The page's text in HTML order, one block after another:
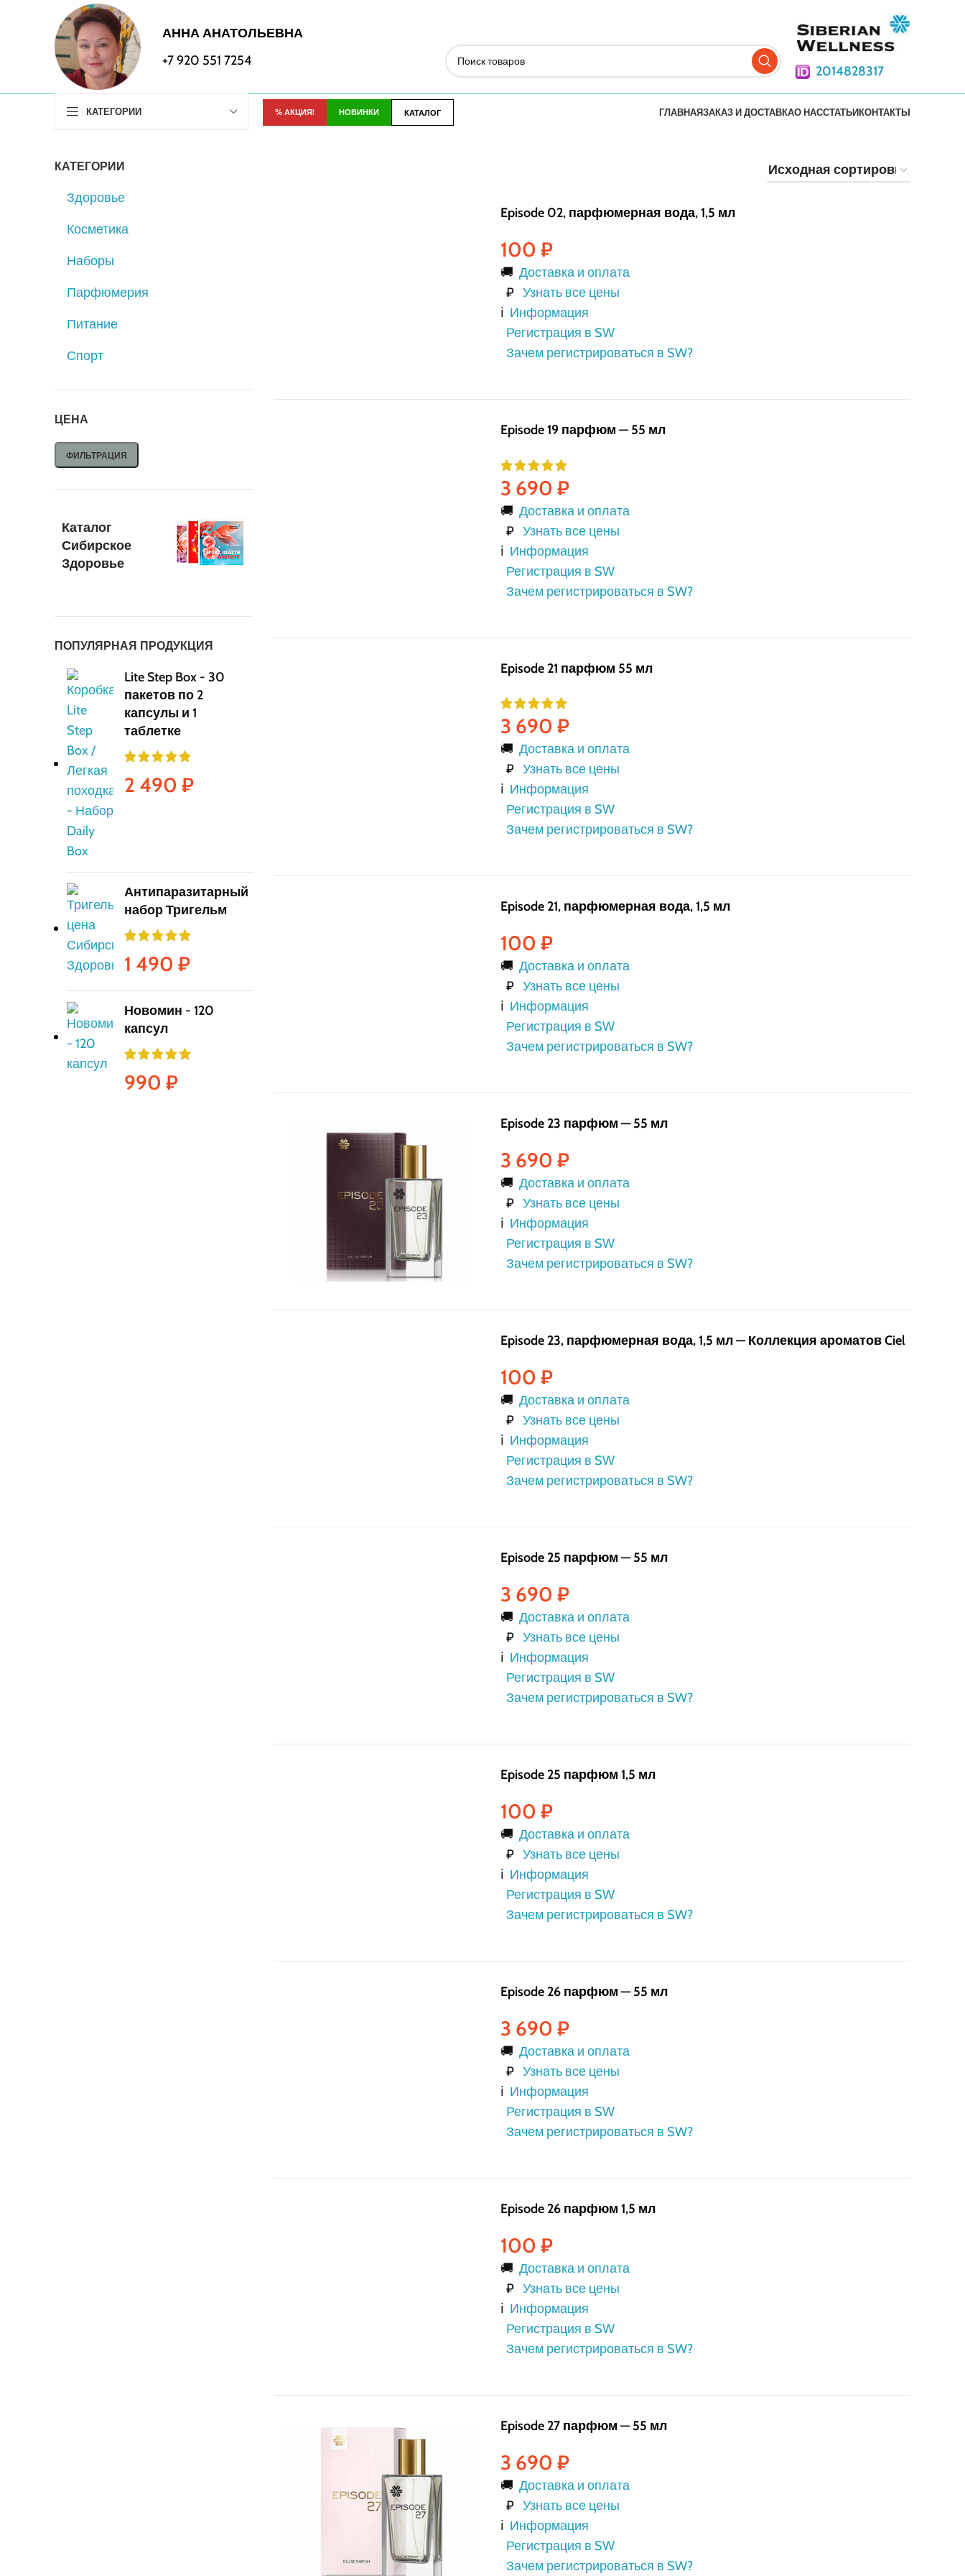
АННА АНАТОЛЬЕВНА
+7 920 551 7254
2014828317
КАТЕГОРИИ % АКЦИЯ! НОВИНКИ КАТАЛОГ ГЛАВНАЯЗАКАЗ И ДОСТАВКАО НАССТАТЬИКОНТАКТЫ
КАТЕГОРИИ
Здоровье
Косметика
Наборы
Парфюмерия
Питание
Спорт
ЦЕНА
ФИЛЬТРАЦИЯ
Каталог
Сибирское
Здоровье
ПОПУЛЯРНАЯ ПРОДУКЦИЯ
Lite Step Box - 30
пакетов по 2
капсулы и 1
таблетке
2 490 ₽
Антипаразитарный
набор Тригельм
1 490 ₽
Новомин - 120
капсул
990 ₽
Episode 02, парфюмерная вода, 1,5 мл
100 ₽
🚚 Доставка и оплата
₽ Узнать все цены
ℹ️ Информация
Регистрация в SW
Зачем регистрироваться в SW?
Episode 19 парфюм — 55 мл
3 690 ₽
🚚 Доставка и оплата
₽ Узнать все цены
ℹ️ Информация
Регистрация в SW
Зачем регистрироваться в SW?
Episode 21 парфюм 55 мл
3 690 ₽
🚚 Доставка и оплата
₽ Узнать все цены
ℹ️ Информация
Регистрация в SW
Зачем регистрироваться в SW?
Episode 21, парфюмерная вода, 1,5 мл
100 ₽
🚚 Доставка и оплата
₽ Узнать все цены
ℹ️ Информация
Регистрация в SW
Зачем регистрироваться в SW?
Episode 23 парфюм — 55 мл
3 690 ₽
🚚 Доставка и оплата
₽ Узнать все цены
ℹ️ Информация
Регистрация в SW
Зачем регистрироваться в SW?
Episode 23, парфюмерная вода, 1,5 мл — Коллекция ароматов Ciel
100 ₽
🚚 Доставка и оплата
₽ Узнать все цены
ℹ️ Информация
Регистрация в SW
Зачем регистрироваться в SW?
Episode 25 парфюм — 55 мл
3 690 ₽
🚚 Доставка и оплата
₽ Узнать все цены
ℹ️ Информация
Регистрация в SW
Зачем регистрироваться в SW?
Episode 25 парфюм 1,5 мл
100 ₽
🚚 Доставка и оплата
₽ Узнать все цены
ℹ️ Информация
Регистрация в SW
Зачем регистрироваться в SW?
Episode 26 парфюм — 55 мл
3 690 ₽
🚚 Доставка и оплата
₽ Узнать все цены
ℹ️ Информация
Регистрация в SW
Зачем регистрироваться в SW?
Episode 26 парфюм 1,5 мл
100 ₽
🚚 Доставка и оплата
₽ Узнать все цены
ℹ️ Информация
Регистрация в SW
Зачем регистрироваться в SW?
Episode 27 парфюм — 55 мл
3 690 ₽
🚚 Доставка и оплата
₽ Узнать все цены
ℹ️ Информация
Регистрация в SW
Зачем регистрироваться в SW?